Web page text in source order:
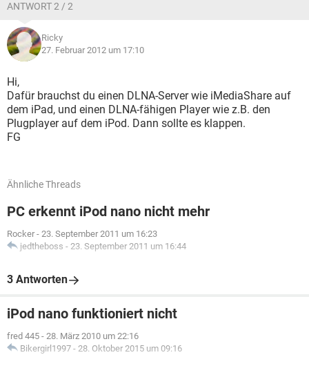
ANTWORT 2 / 2
Ricky
27. Februar 2012 um 17:10
Hi,
Dafür brauchst du einen DLNA-Server wie iMediaShare auf
dem iPad, und einen DLNA-fähigen Player wie z.B. den
Plugplayer auf dem iPod. Dann sollte es klappen.
FG
Ähnliche Threads
PC erkennt iPod nano nicht mehr
Rocker - 23. September 2011 um 16:23
jedtheboss - 23. September 2011 um 16:44
3 Antworten
iPod nano funktioniert nicht
fred 445 - 28. März 2010 um 22:16
Bikergirl1997 - 28. Oktober 2015 um 09:16